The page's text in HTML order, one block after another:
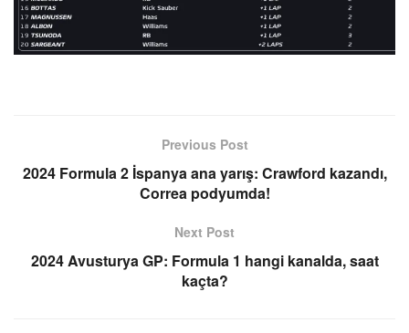
Previous Post
2024 Formula 2 İspanya ana yarış: Crawford kazandı,
Correa podyumda!
Next Post
2024 Avusturya GP: Formula 1 hangi kanalda, saat
kaçta?